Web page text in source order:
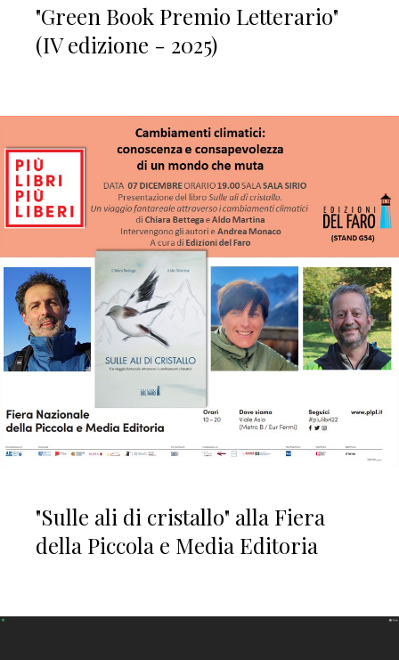
"Green Book Premio Letterario"
(IV edizione - 2025)
"Sulle ali di cristallo" alla Fiera
della Piccola e Media Editoria